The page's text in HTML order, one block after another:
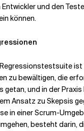
und den
können.
ist
zu bewältigen, die
getan, und in der Praxis
Ansatz zu Skepsis
in einer Scrum-
besteht darin,